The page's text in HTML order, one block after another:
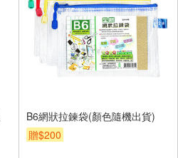
B6網狀拉鍊袋(顏色隨機出貨)
贈$200